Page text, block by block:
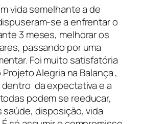
vida semelhante a de
se a enfrentar o
3 meses, melhorar os
passando por uma
Foi muito satisfatória
Projeto Alegria na Balança ,
da expectativa e a
podem se reeducar,
disposição, vida